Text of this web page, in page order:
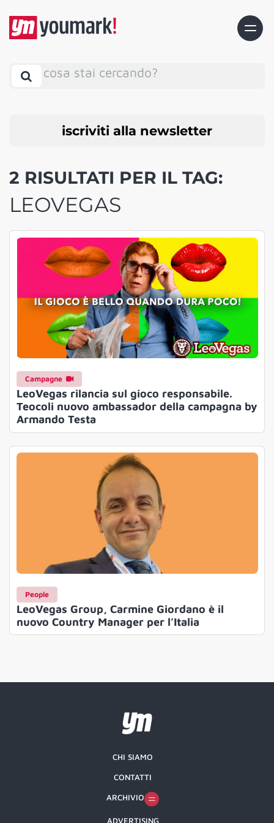
cosa stai cercando?
iscriviti alla newsletter
2 RISULTATI PER IL TAG:
LEOVEGAS
Campagne
LeoVegas rilancia sul gioco responsabile.
Teocoli nuovo ambassador della campagna by
Armando Testa
People
LeoVegas Group, Carmine Giordano è il
nuovo Country Manager per l’Italia
CHI SIAMO
CONTATTI
ARCHIVIO
ADVERTISING